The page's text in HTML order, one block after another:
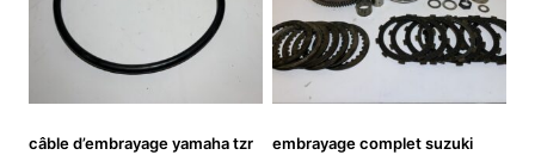
câble d’embrayage yamaha tzr
embrayage complet suzuki